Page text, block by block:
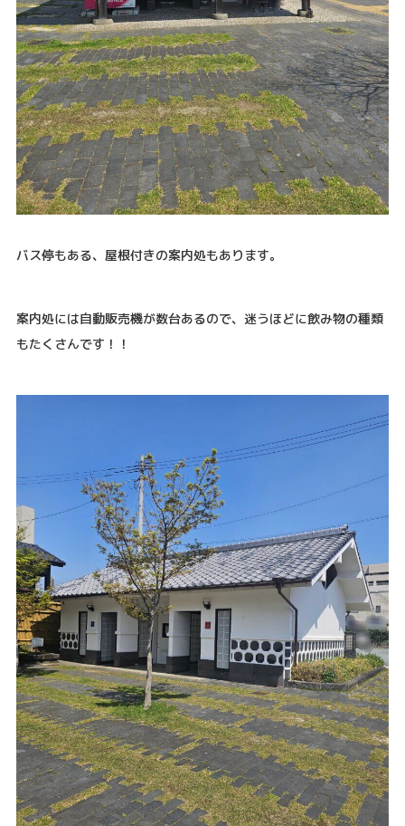
バス停もある、屋根付きの案内処もあります。
案内処には自動販売機が数台あるので、迷うほどに飲み物の種類
もたくさんです！！